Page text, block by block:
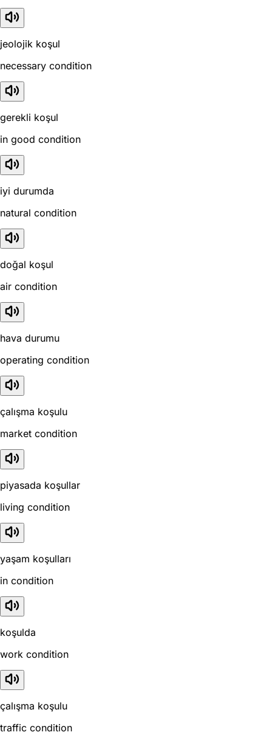
jeolojik koşul
necessary condition
gerekli koşul
in good condition
iyi durumda
natural condition
doğal koşul
air condition
hava durumu
operating condition
çalışma koşulu
market condition
piyasada koşullar
living condition
yaşam koşulları
in condition
koşulda
work condition
çalışma koşulu
traffic condition